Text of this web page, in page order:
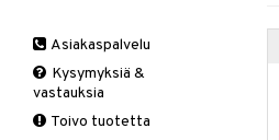
Asiakaspalvelu
Kysymyksiä &
vastauksia
Toivo tuotetta